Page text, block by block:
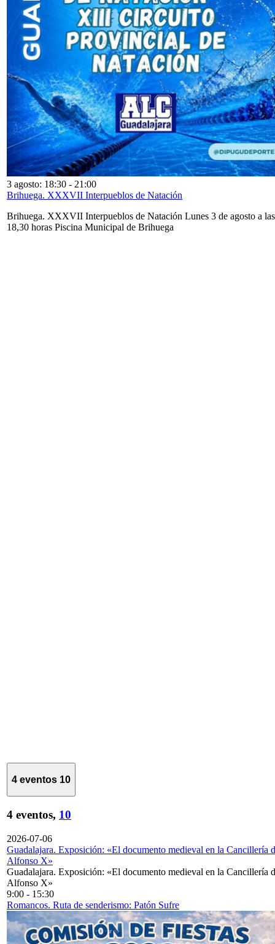
3 agosto: 18:30 - 21:00
Brihuega. XXXVII Interpueblos de Natación
Brihuega. XXXVII Interpueblos de Natación Lunes 3 de agosto a las
18,30 horas Piscina Municipal de Brihuega
4 eventos 10
4 eventos, 10
2026-07-06
Guadalajara. Exposición: «El documento medieval en la Cancillería
Alfonso X»
Guadalajara. Exposición: «El documento medieval en la Cancillería
Alfonso X»
9:00 - 15:30
Romancos. Ruta de senderismo: Patón Sufre